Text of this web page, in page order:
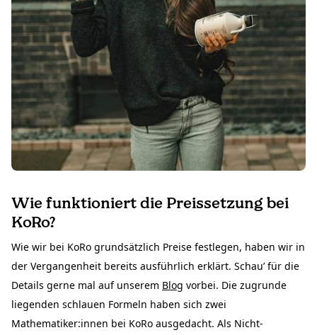
Wie funktioniert die Preissetzung bei
KoRo?
Wie wir bei KoRo grundsätzlich Preise festlegen, haben wir in
der Vergangenheit bereits ausführlich erklärt. Schau’ für die
Details gerne mal auf unserem Blog vorbei. Die zugrunde
liegenden schlauen Formeln haben sich zwei
Mathematiker:innen bei KoRo ausgedacht. Als Nicht-